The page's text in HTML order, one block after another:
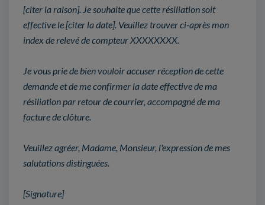
[citer la raison]. Je souhaite que cette résiliation soit
effective le [citer la date]. Veuillez trouver ci-après mon
index de relevé de compteur XXXXXXXX.
Je vous prie de bien vouloir accuser réception de cette
demande et de me confirmer la date effective de ma
résiliation par retour de courrier, accompagné de ma
facture de clôture.
Veuillez agréer, Madame, Monsieur, l'expression de mes
salutations distinguées.
[Signature]